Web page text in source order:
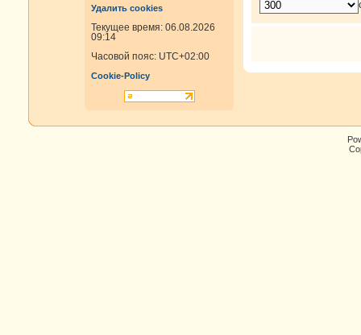
Удалить cookies
Текущее время: 06.08.2026
09:14
Часовой пояс: UTC+02:00
Cookie-Policy